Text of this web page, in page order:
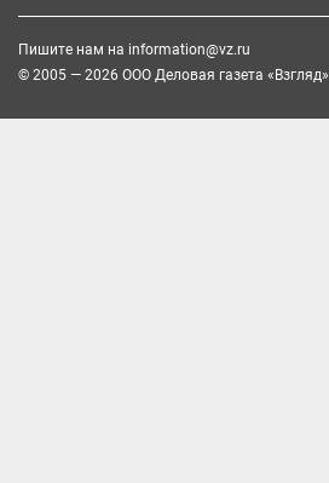
Пишите нам на information@vz.ru
© 2005 — 2026 ООО Деловая газета «Взгляд»